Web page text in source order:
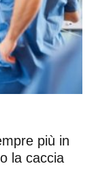
più in
la caccia